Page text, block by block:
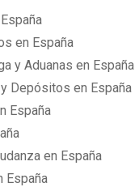
en España
y Aduanas en España
Depósitos en España
España
en España
España